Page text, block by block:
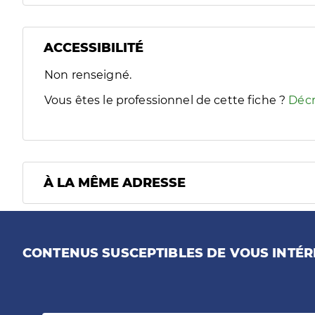
ACCESSIBILITÉ
Filtres
Sélectionnez un ou plusieurs handicaps/besoins
Non renseigné.
Vous êtes le professionnel de cette fiche ?
À LA MÊME ADRESSE
CONTENUS SUSCEPTIBLES DE VOUS